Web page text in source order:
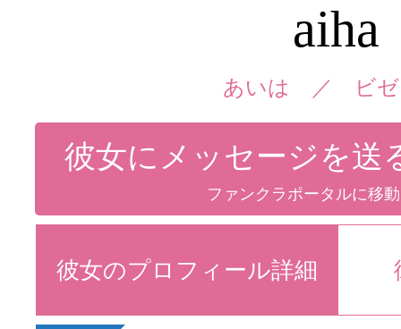
aiha
あいは ／ ビ
彼女にメッセージを送
ファンクラポータルに移
彼女のプロフィール詳細